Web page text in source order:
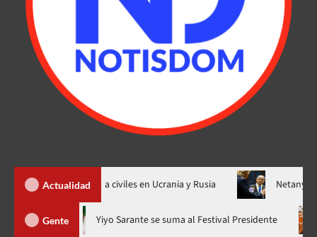
Actualidad
de ataques a civiles en Ucrania y Rusia Netanyahu
Gente
en nuevo horario Yiyo Sarante se suma al Festival